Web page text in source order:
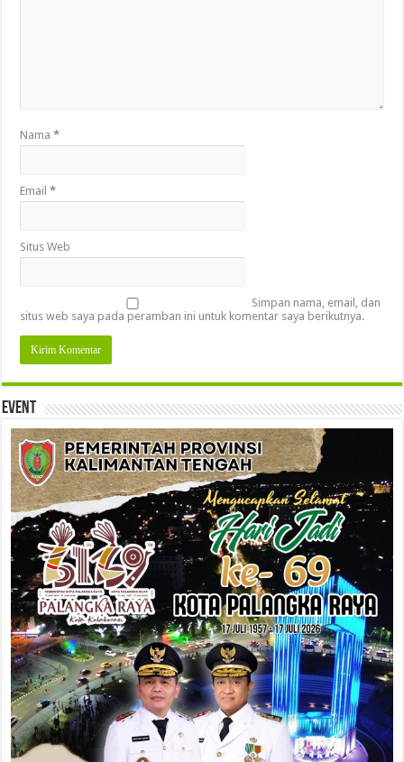
Nama*
Email*
Situs Web
Simpan nama, email, dan
situs web saya pada peramban ini untuk komentar saya berikutnya.
Event